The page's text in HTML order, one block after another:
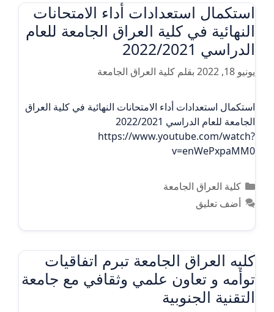
استكمال استعدادات أداء الامتحانات
النهائية في كلية العراق الجامعة للعام
الدراسي 2022/2021
يونيو 18, 2022 بقلم كلية العراق الجامعة
استكمال استعدادات أداء الامتحانات النهائية في كلية العراق
الجامعة للعام الدراسي 2022/2021
https://www.youtube.com/watch?
v=enWePxpaMM0
التصنيفات
كلية العراق الجامعة
أضف تعليق
كليه العراق الجامعة تبرم اتفاقيات
توأمه و تعاون علمي وثقافي مع جامعة
التقنية الجنوبية